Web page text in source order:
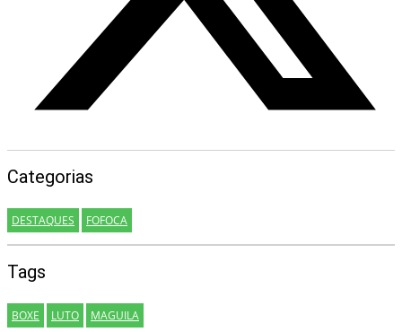
Categorias
DESTAQUES FOFOCA
Tags
BOXE LUTO MAGUILA